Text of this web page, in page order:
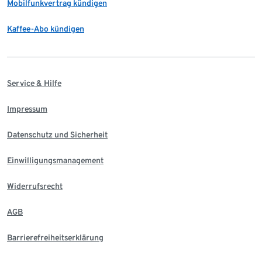
Mobilfunkvertrag kündigen
Kaffee-Abo kündigen
Service & Hilfe
Impressum
Datenschutz und Sicherheit
Einwilligungsmanagement
Widerrufsrecht
AGB
Barrierefreiheitserklärung